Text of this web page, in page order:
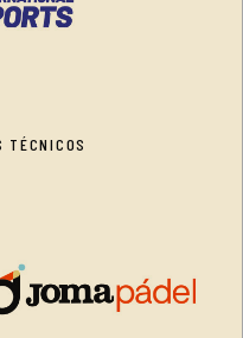
TÉCNICOS